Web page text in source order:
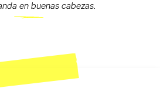
en buenas cabezas.